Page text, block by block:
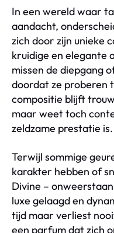
In een wereld waar
aandacht,
zich door zijn unieke
kruidige en elegante
missen de diepgang
doordat ze proberen
compositie blijft
maar weet toch
zeldzame prestatie is.
Terwijl sommige
karakter hebben of
Divine –
luxe gelaagd en
tijd maar verliest
een parfum dat zich